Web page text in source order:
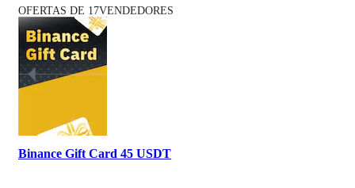
OFERTAS DE 17VENDEDORES
Binance Gift Card 45 USDT